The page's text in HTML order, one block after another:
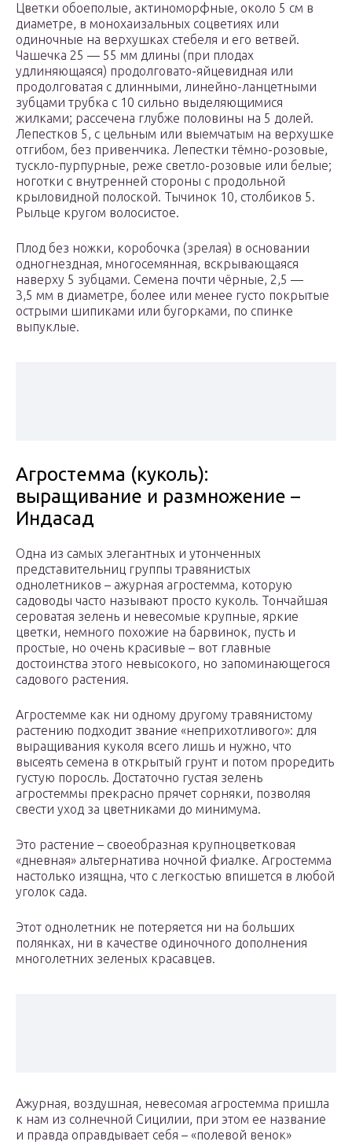
Цветки обоеполые, актиноморфные, около 5 см в
диаметре, в монохаизальных соцветиях или
одиночные на верхушках стебеля и его ветвей.
Чашечка 25 — 55 мм длины (при плодах
удлиняющаяся) продолговато-яйцевидная или
продолговатая с длинными, линейно-ланцетными
зубцами трубка с 10 сильно выделяющимися
жилками; рассечена глубже половины на 5 долей.
Лепестков 5, с цельным или выемчатым на верхушке
отгибом, без привенчика. Лепестки тёмно-розовые,
тускло-пурпурные, реже светло-розовые или белые;
ноготки с внутренней стороны с продольной
крыловидной полоской. Тычинок 10, столбиков 5.
Рыльце кругом волосистое.
Плод без ножки, коробочка (зрелая) в основании
одногнездная, многосемянная, вскрывающаяся
наверху 5 зубцами. Семена почти чёрные, 2,5 —
3,5 мм в диаметре, более или менее густо покрытые
острыми шипиками или бугорками, по спинке
выпуклые.
Агростемма (куколь):
выращивание и размножение –
Индасад
Одна из самых элегантных и утонченных
представительниц группы травянистых
однолетников – ажурная агростемма, которую
садоводы часто называют просто куколь. Тончайшая
сероватая зелень и невесомые крупные, яркие
цветки, немного похожие на барвинок, пусть и
простые, но очень красивые – вот главные
достоинства этого невысокого, но запоминающегося
садового растения.
Агростемме как ни одному другому травянистому
растению подходит звание «неприхотливого»: для
выращивания куколя всего лишь и нужно, что
высеять семена в открытый грунт и потом проредить
густую поросль. Достаточно густая зелень
агростеммы прекрасно прячет сорняки, позволяя
свести уход за цветниками до минимума.
Это растение – своеобразная крупноцветковая
«дневная» альтернатива ночной фиалке. Агростемма
настолько изящна, что с легкостью впишется в любой
уголок сада.
Этот однолетник не потеряется ни на больших
полянках, ни в качестве одиночного дополнения
многолетних зеленых красавцев.
Ажурная, воздушная, невесомая агростемма пришла
к нам из солнечной Сицилии, при этом ее название
и правда оправдывает себя – «полевой венок»